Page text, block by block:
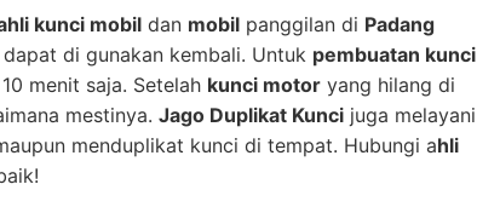
kunci mobil dan mobil panggilan di Padang
di gunakan kembali. Untuk pembuatan kunci
menit saja. Setelah kunci motor yang hilang di
mestinya. Jago Duplikat Kunci juga melayani
menduplikat kunci di tempat. Hubungi ahli